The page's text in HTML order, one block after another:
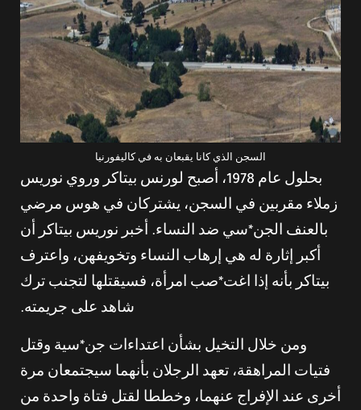
السجن الذي كانا يقبعان به في كاليفورنيا
بحلول عام 1978، أصبح لورنس بيتاكر وروي نوريس
زملاء مقربين في السجن، يشتركان في هوس مرضي
بالعنف الجن*سي ضد النساء. أخبر نوريس بيتاكر أن
أكبر إثارة له هي إرهاب النساء وتخويفهن، واعترف
بيتاكر بأنه إذا اغت*صب امرأة، فسيقتلها لتجنب ترك
شاهد على جريمته.
ومن خلال التخيل بشأن اعتداءات جن*سية وقتل
فتيات المراهقة، تعهد الرجلان بأنهما سيجتمعان مرة
أخرى عند الإفراج عنهما، وخططا لقتل فتاة واحدة من